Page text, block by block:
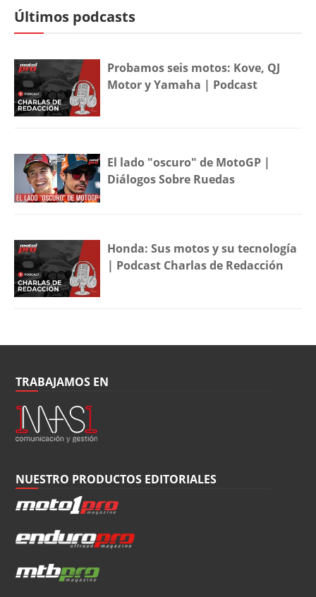
Últimos podcasts
Probamos seis motos: Kove, QJ
Motor y Yamaha | Podcast
El lado "oscuro" de MotoGP |
Diálogos Sobre Ruedas
Honda: Sus motos y su tecnología
| Podcast Charlas de Redacción
TRABAJAMOS EN
NUESTRO PRODUCTOS EDITORIALES